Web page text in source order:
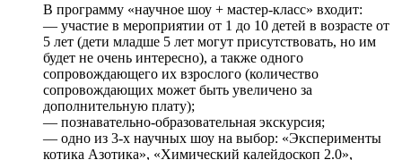
В программу «научное шоу + мастер-класс» входит:
— участие в мероприятии от 1 до 10 детей в возрасте от
5 лет (дети младше 5 лет могут присутствовать, но им
будет не очень интересно), а также одного
сопровождающего их взрослого (количество
сопровождающих может быть увеличено за
дополнительную плату);
— познавательно-образовательная экскурсия;
— одно из 3-х научных шоу на выбор: «Эксперименты
котика Азотика», «Химический калейдоскоп 2.0»,